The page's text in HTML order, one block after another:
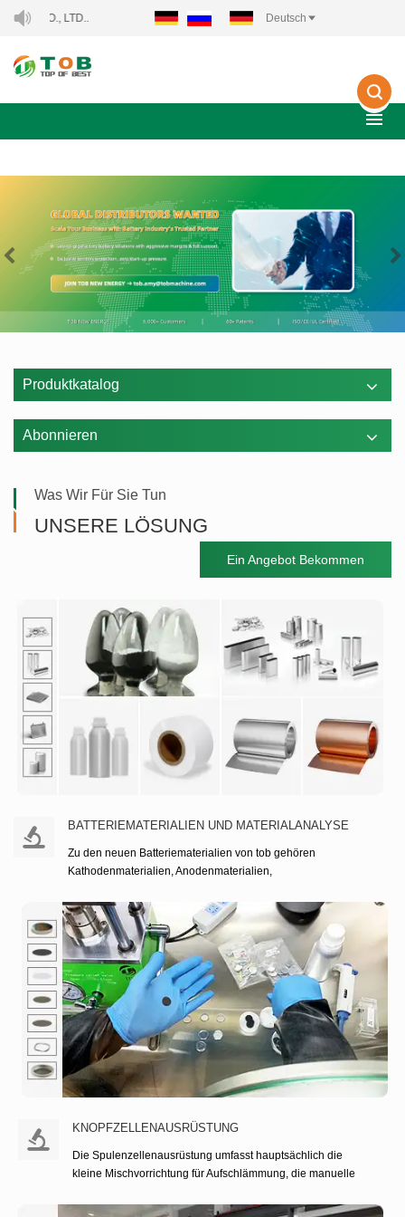
WILLKOMMEN ZU XIAMEN TOB NEW ENERGY
Deutsch
Produktkatalog
Abonnieren
Was Wir Für Sie Tun
UNSERE LÖSUNG
Ein Angebot Bekommen
WEITERLESENBATTERIEMATERIALIEN UND
BATTERIEMATERIALIEN UND MATERIALANALYSE
Zu den neuen Batteriematerialien von tob gehören
Kathodenmaterialien, Anodenmaterialien,
Materialien, Graphen und Graphitoxid, Bindemittel,
Batterielaschen, Batterietrenner und -band,
Aluminiumlaminatfolie, Elektrolyt, Verpackungsmaterialien,
poröse Metallschaummaterialien , Nanomaterialien und
viele andere.
KNOPFZELLENAUSRÜSTUNG
Die Spulenzellenausrüstung umfasst hauptsächlich die
kleine Mischvorrichtung für Aufschlämmung, die manuelle
die Elektrodenpressmaschine und die Crimpmaschine für